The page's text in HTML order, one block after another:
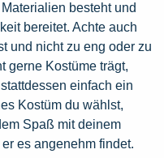
besteht und
bereitet. Achte auch
und nicht zu eng oder zu
gerne Kostüme trägt,
einfach ein
Kostüm du wählst,
Spaß mit deinem
es angenehm findet.